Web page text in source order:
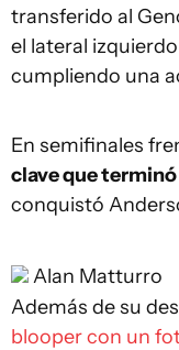
transferido al
el lateral
cumpliendo una
En semifinales
clave que
conquistó
Alan Matturro
Además de su
blooper con un